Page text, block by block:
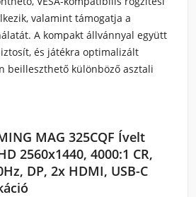
valamint támogatja a
A kompakt állvánnyal együtt
és játékra optimalizált
beilleszthető különböző asztali
MAG 325CQF Ívelt
2560x1440, 4000:1 CR,
DP, 2x HDMI, USB-C